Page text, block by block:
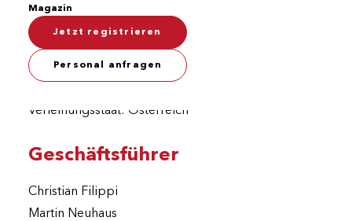
Magazin
Jetzt registrieren
Personal anfragen
Tel.:
E-Mail:
Aufsichtsbehörde/Gewerbebehörde:
Verleihungsstaat: Österreich
Geschäftsführer
Christian Filippi
Martin Neuhaus